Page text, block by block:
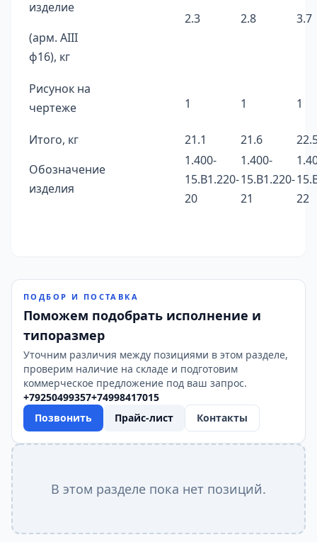
изделие
(арм. AIII
ф16), кг
2.3 2.8 3.7
Рисунок на
чертеже
1 1 1
Итого, кг 21.1 21.6
Обозначение
изделия
1.400-
15.B1.220-
20
1.400-
15.B1.220-
21
22
ПОДБОР И ПОСТАВКА
Поможем подобрать исполнение и
типоразмер
Уточним различия между позициями в этом разделе,
проверим наличие на складе и подготовим
коммерческое предложение под ваш запрос.
+79250499357+74998417015
Позвонить
Прайс-лист Контакты
В этом разделе пока нет позиций.